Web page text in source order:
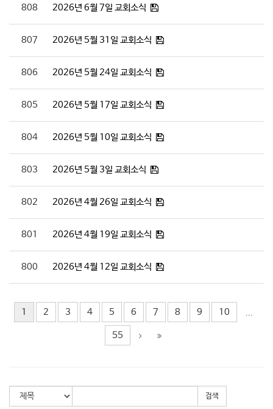
808 2026년 6월 7일 교회소식
807 2026년 5월 31일 교회소식
806 2026년 5월 24일 교회소식
805 2026년 5월 17일 교회소식
804 2026년 5월 10일 교회소식
803 2026년 5월 3일 교회소식
802 2026년 4월 26일 교회소식
801 2026년 4월 19일 교회소식
800 2026년 4월 12일 교회소식
1 2 3 4 5 6 7 8 9 10 ...
55
검색